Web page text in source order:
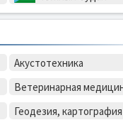
Акустотехника
Ветеринарная